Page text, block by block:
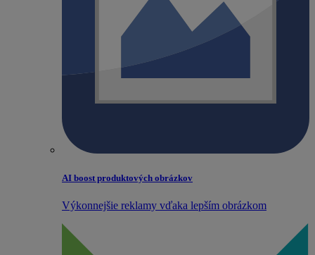
AI boost produktových obrázkov
Výkonnejšie reklamy vďaka lepším obrázkom